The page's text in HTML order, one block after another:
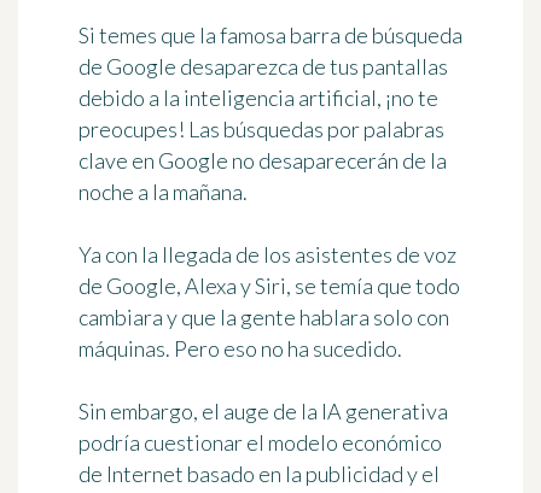
Si temes que la famosa barra de búsqueda
de Google desaparezca de tus pantallas
debido a la inteligencia artificial, ¡no te
preocupes! Las búsquedas por palabras
clave en Google no desaparecerán de la
noche a la mañana.
Ya con la llegada de los asistentes de voz
de Google, Alexa y Siri, se temía que todo
cambiara y que la gente hablara solo con
máquinas. Pero eso no ha sucedido.
Sin embargo, el auge de la IA generativa
podría cuestionar el modelo económico
de Internet basado en la publicidad y el